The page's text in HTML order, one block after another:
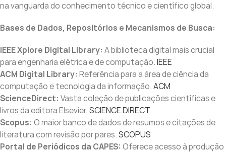
na vanguarda do conhecimento técnico e científico global.
Bases de Dados, Repositórios e Mecanismos de Busca:
IEEE Xplore Digital Library: A biblioteca digital mais crucial
para engenharia elétrica e de computação.IEEE
ACM Digital Library: Referência para a área de ciência da
computação e tecnologia da informação.ACM
ScienceDirect: Vasta coleção de publicações científicas e
livros da editora Elsevier.SCIENCE DIRECT
Scopus: O maior banco de dados de resumos e citações de
literatura com revisão por pares.SCOPUS
Portal de Periódicos da CAPES: Oferece acesso à produção